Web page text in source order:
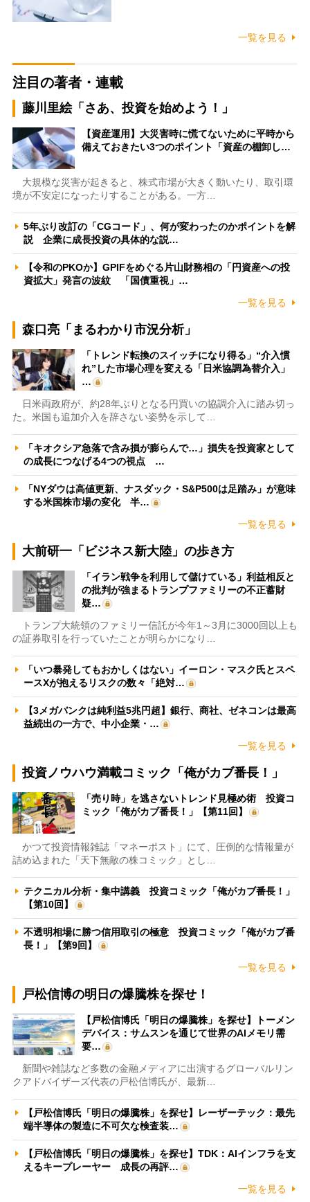
一覧を見る
注目の著者・連載
藤川里絵「さあ、投資を始めよう！」
【資産運用】大災害時に慌てないために平時から
備えておきたい3つのポイント「資産の棚卸し…
大規模な災害が起きると、株式市場が大きく動いたり、取引環
境が不安定になったりすることがある。一方…
5年ぶり改訂の「CGコード」、何が変わったのかポイントを解
説 企業に成長投資の具体的な説…
【令和のPKOか】GPIFをめぐる片山財務相の「円資産への投
資拡大」発言の波紋 「国債重視」…
一覧を見る
森口亮「まるわかり市況分析」
「トレンド転換のスイッチになり得る」“介入慣
れ”した市場心理を変える「日米協調為替介入」
…
日米両政府が、約28年ぶりとなる円買いの協調介入に踏み切っ
た。米国も追加介入を辞さない姿勢を示して…
「キオクシア急落で含み損が膨らんで…」損失を投資家として
の成長につなげる4つの視点 …
「NYダウは高値更新、ナスダック・S&P500は足踏み」が意味
する米国株市場の変化 半…
一覧を見る
大前研一「ビジネス新大陸」の歩き方
「イラン戦争を利用して儲けている」利益相反と
の批判が強まるトランプファミリーの不正蓄財
疑…
トランプ大統領のファミリー信託が今年1～3月に3000回以上も
の証券取引を行っていたことが明らかになり…
「いつ暴発してもおかしくはない」イーロン・マスク氏とスペ
ースXが抱えるリスクの数々「絶対…
【3メガバンクは純利益5兆円超】銀行、商社、ゼネコンは最高
益続出の一方で、中小企業・…
一覧を見る
投資ノウハウ満載コミック「俺がカブ番長！」
「売り時」を逃さないトレンド見極め術 投資コ
ミック「俺がカブ番長！」【第11回】
かつて投資情報雑誌「マネーポスト」にて、圧倒的な情報量が
詰め込まれた「天下無敵の株コミック」とし…
テクニカル分析・集中講義 投資コミック「俺がカブ番長！」
【第10回】
不透明相場に勝つ信用取引の極意 投資コミック「俺がカブ番
長！」【第9回】
一覧を見る
戸松信博の明日の爆騰株を探せ！
【戸松信博氏「明日の爆騰株」を探せ】トーメン
デバイス：サムスンを通じて世界のAIメモリ需
要…
新聞や雑誌など多数の金融メディアに出演するグローバルリン
クアドバイザーズ代表の戸松信博氏が、最新…
【戸松信博氏「明日の爆騰株」を探せ】レーザーテック：最先
端半導体の製造に不可欠な検査装…
【戸松信博氏「明日の爆騰株」を探せ】TDK：AIインフラを支
えるキープレーヤー 成長の再評…
一覧を見る